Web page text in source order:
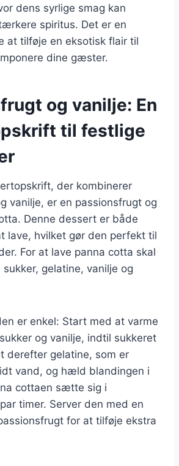
dens syrlige smag kan
spiritus. Det er en
at tilføje en eksotisk flair til
dine gæster.
og vanilje: En
til festlige
der kombinerer
vanilje, er en passionsfrugt og
Denne dessert er både
lave, hvilket gør den perfekt til
For at lave panna cotta skal
gelatine, vanilje og
er enkel: Start med at varme
og vanilje, indtil sukkeret
derefter gelatine, som er
vand, og hæld blandingen i
cottaen sætte sig i
timer. Server den med en
for at tilføje ekstra